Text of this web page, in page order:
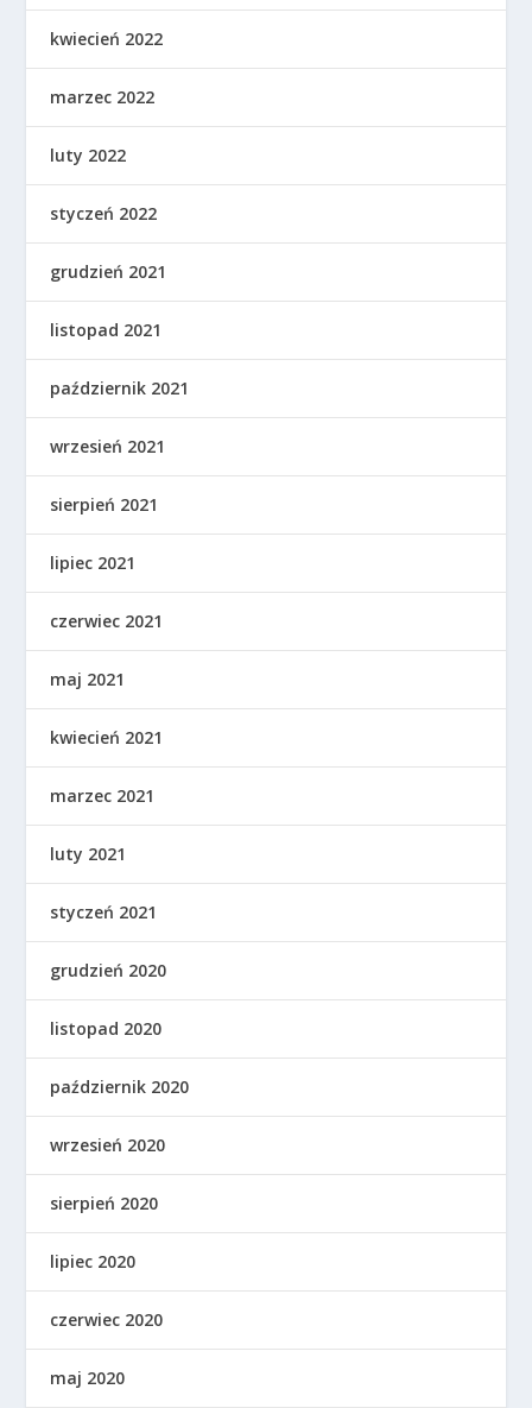
kwiecień 2022
marzec 2022
luty 2022
styczeń 2022
grudzień 2021
listopad 2021
październik 2021
wrzesień 2021
sierpień 2021
lipiec 2021
czerwiec 2021
maj 2021
kwiecień 2021
marzec 2021
luty 2021
styczeń 2021
grudzień 2020
listopad 2020
październik 2020
wrzesień 2020
sierpień 2020
lipiec 2020
czerwiec 2020
maj 2020